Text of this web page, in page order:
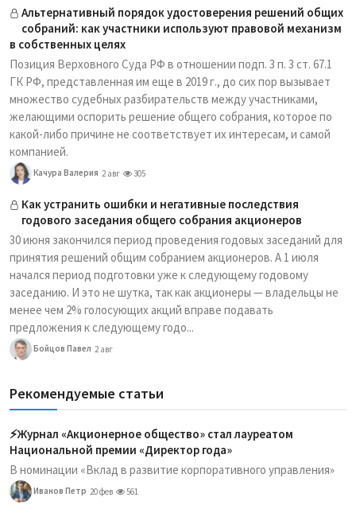
Альтернативный порядок удостоверения решений общих
собраний: как участники используют правовой механизм
в собственных целях
Позиция Верховного Суда РФ в отношении подп. 3 п. 3 ст. 67.1
ГК РФ, представленная им еще в 2019 г., до сих пор вызывает
множество судебных разбирательств между участниками,
желающими оспорить решение общего собрания, которое по
какой-либо причине не соответствует их интересам, и самой
компанией.
Качура Валерия 2 авг 305
Как устранить ошибки и негативные последствия
годового заседания общего собрания акционеров
30 июня закончился период проведения годовых заседаний для
принятия решений общим собранием акционеров. А 1 июля
начался период подготовки уже к следующему годовому
заседанию. И это не шутка, так как акционеры — владельцы не
менее чем 2% голосующих акций вправе подавать
предложения к следующему годо...
Бойцов Павел 2 авг
Рекомендуемые статьи
⚡️Журнал «Акционерное общество» стал лауреатом
Национальной премии «Директор года»
В номинации «Вклад в развитие корпоративного управления»
Иванов Петр 20 фев 561